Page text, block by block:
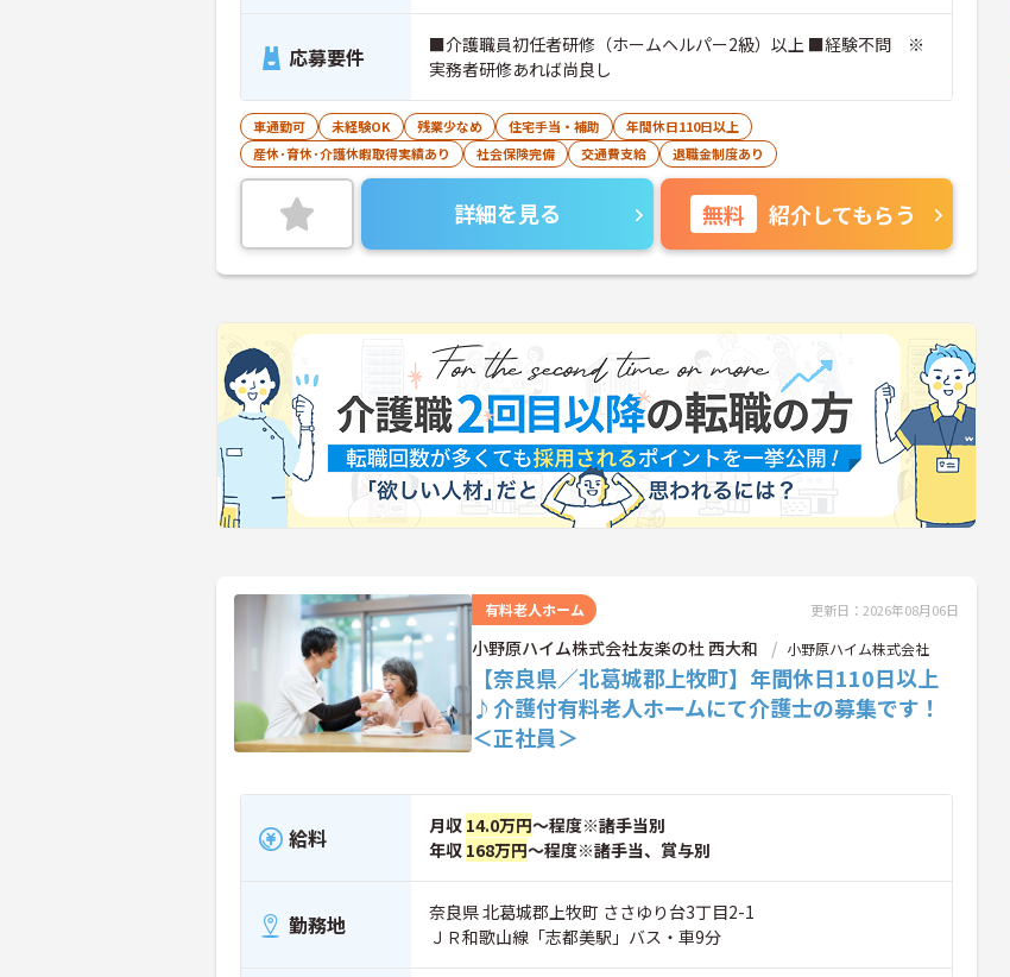
応募要件
■介護職員初任者研修（ホームヘルパー2級）以上 ■経験不問 ※
実務者研修あれば尚良し
車通勤可 未経験OK 残業少なめ 住宅手当・補助
年間休日110日以上
産休･育休･介護休暇取得実績あり
社会保険完備 交通費支給 退職金制度あり
詳細を見る 無料 紹介してもらう
有料老人ホーム 更新日：2026年08月06日
小野原ハイム株式会社友楽の杜 西大和 小野原ハイム株式会社
【奈良県／北葛城郡上牧町】年間休日110日以上
♪介護付有料老人ホームにて介護士の募集です！
＜正社員＞
給料 月収 14.0万円～程度※諸手当別
年収 168万円～程度※諸手当、賞与別
勤務地
奈良県 北葛城郡上牧町 ささゆり台3丁目2-1
ＪＲ和歌山線「志都美駅」バス・車9分